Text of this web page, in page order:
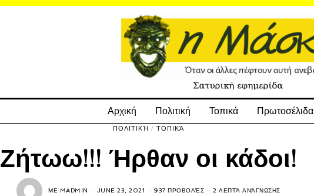
Αρχική Πολιτική Τοπικά Πρωτοσέλιδα
ΠΟΛΙΤΙΚΉ / ΤΟΠΙΚΆ
Ζήτωω!!! Ήρθαν οι κάδοι!
ΜΕ MADMIN JUNE 23, 2021 937 ΠΡΟΒΟΛΈΣ 2 ΛΕΠΤΆ ΑΝΆΓΝΩΣΗΣ